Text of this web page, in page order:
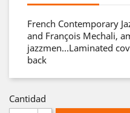
French Contemporary
and François Mechali,
jazzmen…Laminated
back
Cantidad